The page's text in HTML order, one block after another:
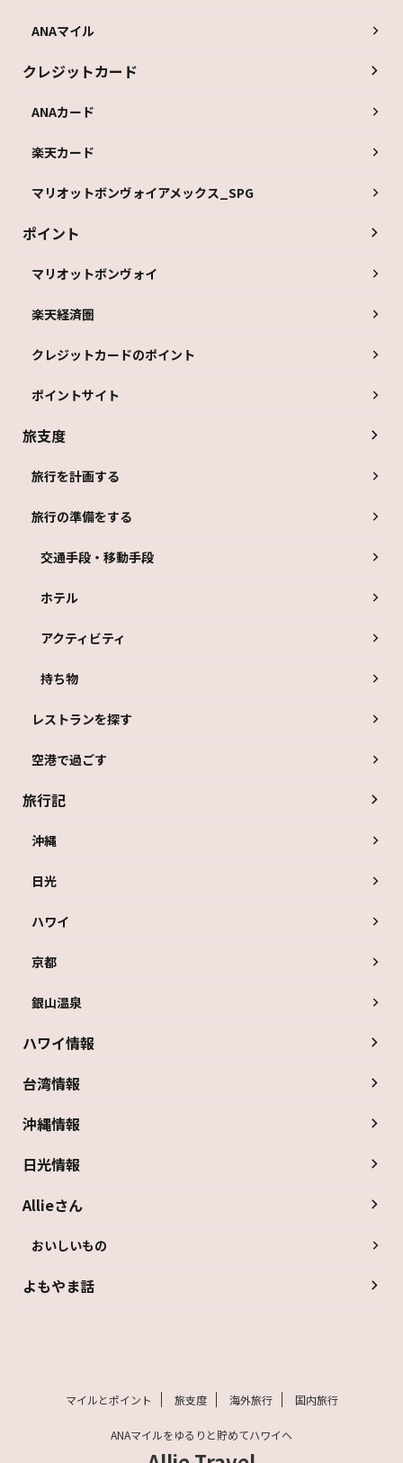
ANAマイル
クレジットカード
ANAカード
楽天カード
マリオットボンヴォイアメックス_SPG
ポイント
マリオットボンヴォイ
楽天経済圏
クレジットカードのポイント
ポイントサイト
旅支度
旅行を計画する
旅行の準備をする
交通手段・移動手段
ホテル
アクティビティ
持ち物
レストランを探す
空港で過ごす
旅行記
沖縄
日光
ハワイ
京都
銀山温泉
ハワイ情報
台湾情報
沖縄情報
日光情報
Allieさん
おいしいもの
よもやま話
マイルとポイント 旅支度 海外旅行 国内旅行
ANAマイルをゆるりと貯めてハワイへ